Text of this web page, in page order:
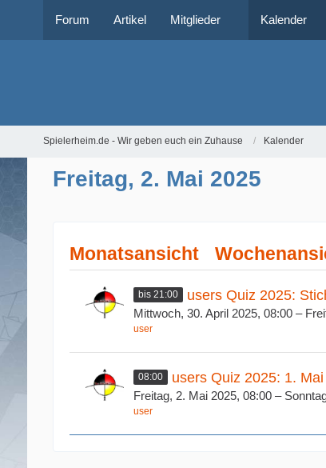
Forum Artikel Mitglieder Kalender
Spielerheim.de - Wir geben euch ein Zuhause Kalender
Freitag, 2. Mai 2025
Monatsansicht
bis 21:00 users Quiz 2025:
Mittwoch, 30. April 2025, 08:00 –
user
08:00 users Quiz 2025: 1.
Freitag, 2. Mai 2025, 08:00 –
user